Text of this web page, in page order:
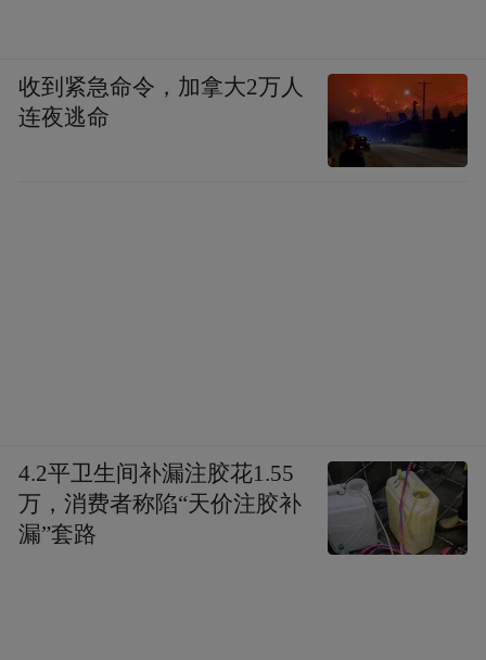
收到紧急命令，加拿大2万人
连夜逃命
4.2平卫生间补漏注胶花1.55
万，消费者称陷“天价注胶补
漏”套路